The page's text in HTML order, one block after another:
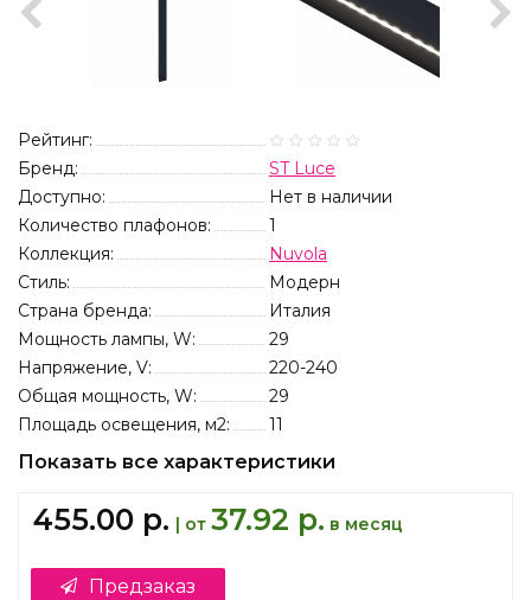
Рейтинг:
Бренд:
ST Luce
Доступно:
Нет в наличии
Количество плафонов:
1
Коллекция:
Nuvola
Стиль:
Модерн
Страна бренда:
Италия
Мощность лампы, W:
29
Напряжение, V:
220-240
Общая мощность, W:
29
Площадь освещения, м2:
11
Показать все характеристики
455.00 р. | от 37.92 р. в месяц
Предзаказ